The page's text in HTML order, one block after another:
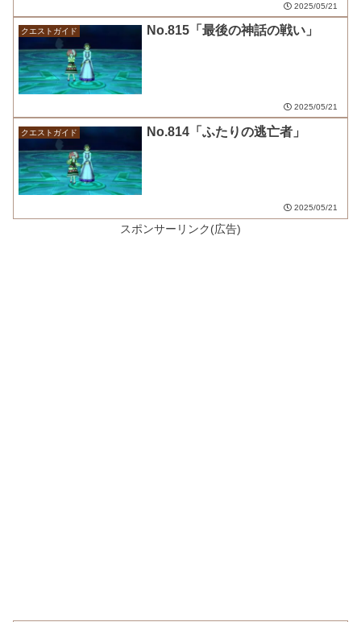
2025/05/21
クエストガイド No.815「最後の神話の戦い」
2025/05/21
クエストガイド No.814「ふたりの逃亡者」
2025/05/21
スポンサーリンク(広告)